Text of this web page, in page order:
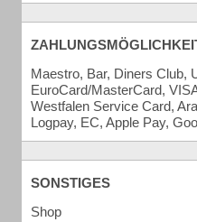
Maestro, Bar, Diners Club,
EuroCard/MasterCard,
Westfalen Service Card,
Logpay, EC, Apple Pay,
SONSTIGES
Shop